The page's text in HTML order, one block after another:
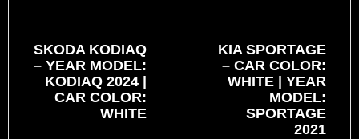
KIA SPORTAGE
– CAR COLOR:
WHITE | YEAR
MODEL:
SPORTAGE
2021
SKODA KODIAQ
– YEAR MODEL:
KODIAQ 2024 |
CAR COLOR:
WHITE